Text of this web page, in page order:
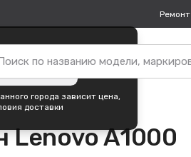
покупок —
город
города зависит цена,
доставки
Ремонт
Lenovo A1000